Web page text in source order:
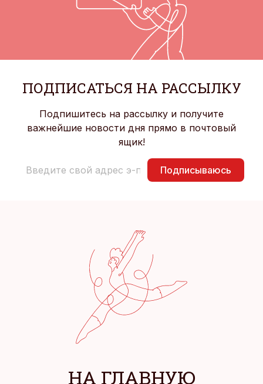
ПОДПИСАТЬСЯ НА РАССЫЛКУ
Подпишитесь на рассылку и получите
важнейшие новости дня прямо в почтовый
ящик!
Подписываюсь
НА ГЛАВНУЮ